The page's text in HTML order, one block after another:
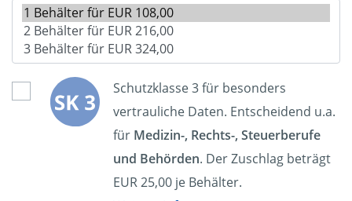
Schutzklasse 3 für besonders
vertrauliche Daten. Entscheidend u.a.
für Medizin-, Rechts-, Steuerberufe
und Behörden. Der Zuschlag beträgt
EUR 25,00 je Behälter.